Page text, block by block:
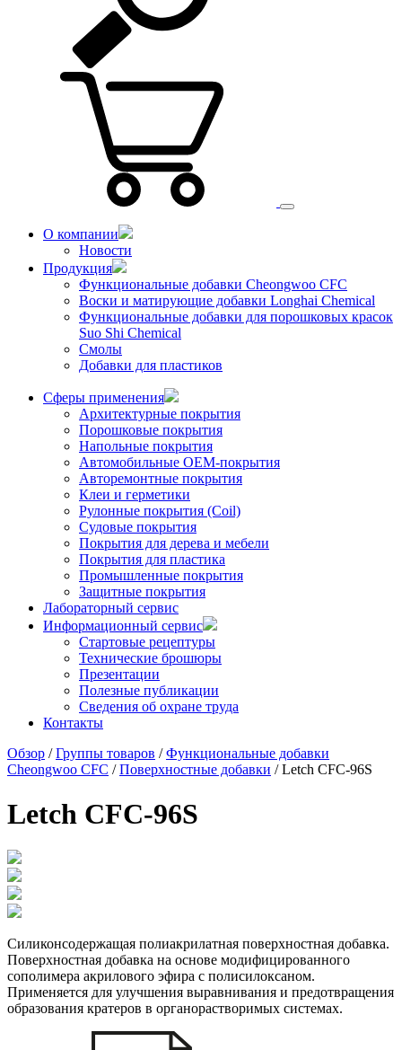
О компании
Новости
Продукция
Функциональные добавки Cheongwoo СFC
Воски и матирующие добавки Longhai Chemical
Функциональные добавки для порошковых красок
Suo Shi Chemical
Смолы
Добавки для пластиков
Сферы применения
Архитектурные покрытия
Порошковые покрытия
Напольные покрытия
Автомобильные ОЕМ-покрытия
Авторемонтные покрытия
Клеи и герметики
Рулонные покрытия (Coil)
Судовые покрытия
Покрытия для дерева и мебели
Покрытия для пластика
Промышленные покрытия
Защитные покрытия
Лабораторный сервис
Информационный сервис
Стартовые рецептуры
Технические брошюры
Презентации
Полезные публикации
Сведения об охране труда
Контакты
Обзор /Группы товаров /Функциональные добавки
Cheongwoo СFC /Поверхностные добавки / Letch CFC-96S
Letch CFC-96S
Силиконсодержащая полиакрилатная поверхностная добавка.
Поверхностная добавка на основе модифицированного
сополимера акрилового эфира с полисилоксаном.
Применяется для улучшения выравнивания и предотвращения
образования кратеров в органорастворимых системах.